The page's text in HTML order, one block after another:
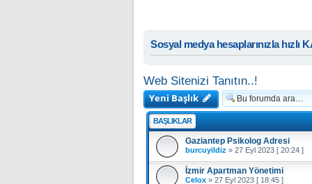
Sosyal medya hesaplarınızla hızlı
Web Sitenizi Tanıtın..!
Yeni Başlık
BAŞLIKLAR
Gaziantep Psikolog Adresi
burcuyildiz » 27 Eyl 2023 [ 20:24 ]
İzmir Apartman Yönetimi
Celox » 27 Eyl 2023 [ 18:45 ]